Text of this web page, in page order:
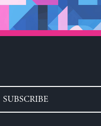
SUBSCRIBE